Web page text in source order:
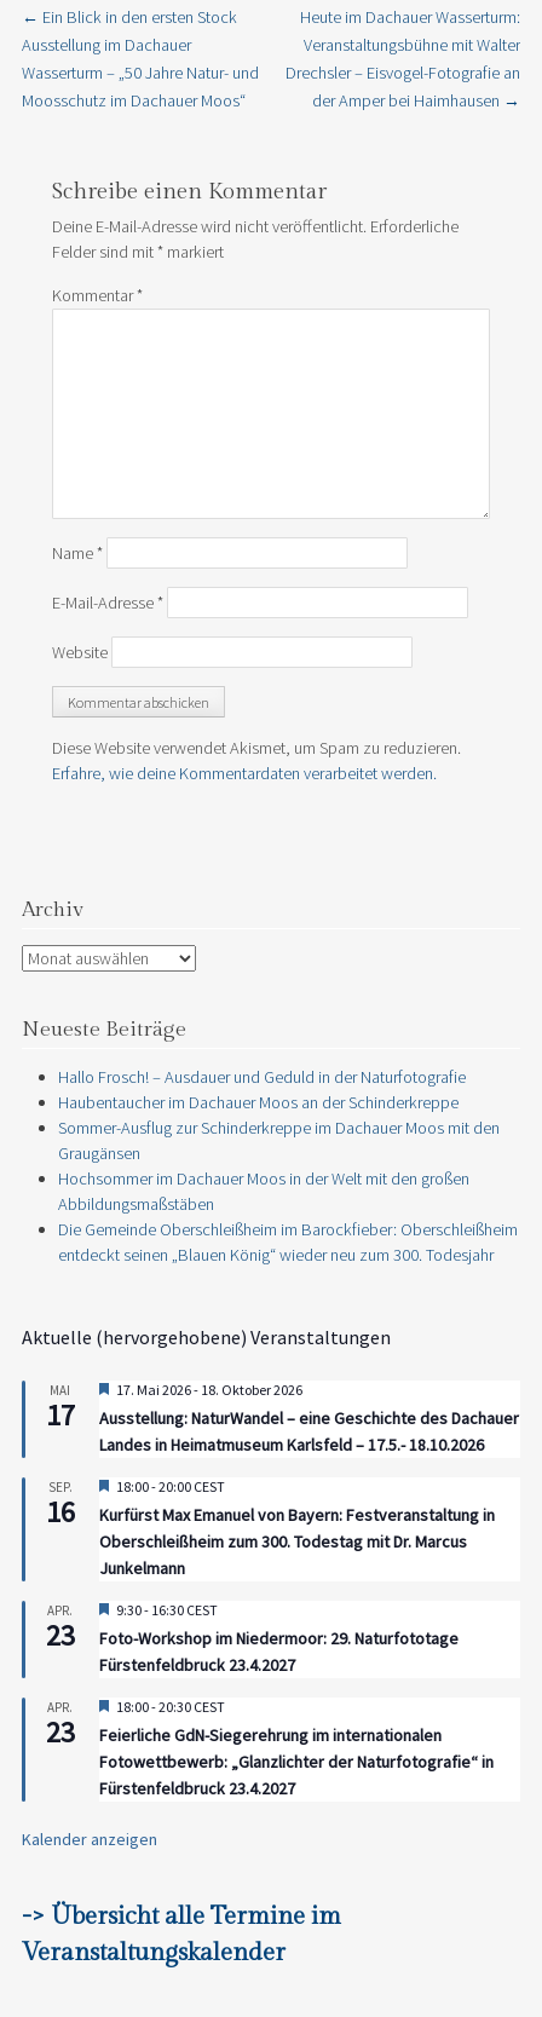
Post navigation
← Ein Blick in den ersten Stock
Ausstellung im Dachauer
Wasserturm – „50 Jahre Natur- und
Moosschutz im Dachauer Moos“
Heute im Dachauer Wasserturm:
Veranstaltungsbühne mit Walter
Drechsler – Eisvogel-Fotografie an
der Amper bei Haimhausen →
Schreibe einen Kommentar
Deine E-Mail-Adresse wird nicht veröffentlicht. Erforderliche
Felder sind mit*markiert
Kommentar*
Name*
E-Mail-Adresse*
Website
Diese Website verwendet Akismet, um Spam zu reduzieren.
Erfahre, wie deine Kommentardaten verarbeitet werden.
Archiv
Archiv
Neueste Beiträge
Hallo Frosch! – Ausdauer und Geduld in der Naturfotografie
Haubentaucher im Dachauer Moos an der Schinderkreppe
Sommer-Ausflug zur Schinderkreppe im Dachauer Moos mit den
Graugänsen
Hochsommer im Dachauer Moos in der Welt mit den großen
Abbildungsmaßstäben
Die Gemeinde Oberschleißheim im Barockfieber: Oberschleißheim
entdeckt seinen „Blauen König“ wieder neu zum 300. Todesjahr
Aktuelle (hervorgehobene) Veranstaltungen
MAI
17
Hervorgehoben
17. Mai 2026- 18. Oktober 2026
Ausstellung: NaturWandel – eine Geschichte des Dachauer
Landes in Heimatmuseum Karlsfeld – 17.5.- 18.10.2026
SEP.
16
Hervorgehoben
18:00-20:00 CEST
Kurfürst Max Emanuel von Bayern: Festveranstaltung in
Oberschleißheim zum 300. Todestag mit Dr. Marcus
Junkelmann
APR.
23
Hervorgehoben
9:30- 16:30 CEST
Foto-Workshop im Niedermoor: 29. Naturfototage
Fürstenfeldbruck 23.4.2027
APR.
23
Hervorgehoben
18:00-20:30 CEST
Feierliche GdN-Siegerehrung im internationalen
Fotowettbewerb: „Glanzlichter der Naturfotografie“ in
Fürstenfeldbruck 23.4.2027
Kalender anzeigen
-> Übersicht alle Termine im
Veranstaltungskalender